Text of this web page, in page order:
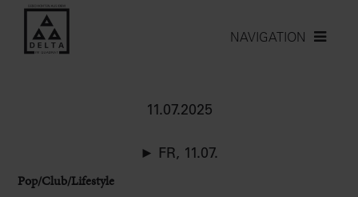
NAVIGATION
11.07.2025
► FR, 11.07.
Pop/Club/Lifestyle